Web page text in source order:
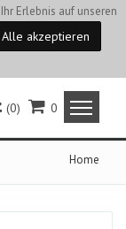
Erlebnis auf unseren
Alle akzeptieren
0
(0)
Home